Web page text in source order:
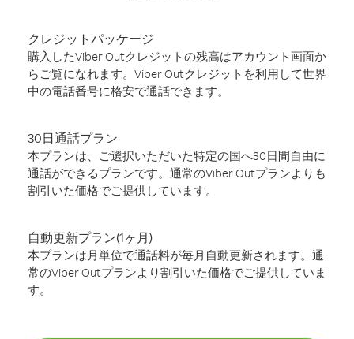
クレジットパッケージ
購入したViber Outクレジットの残高はアカウント画面か
らご覧になれます。Viber Outクレジットを利用して世界
中の電話番号に格安で通話できます。
30日通話プラン
本プランは、ご選択いただいた特定の国へ30日間自由に
通話ができるプランです。通常のViber Outプランよりも
割引いた価格でご提供しています。
自動更新プラン(1ヶ月)
本プランは月単位で通話料が毎月自動更新されます。通
常のViber Outプランより割引いた価格でご提供していま
す。